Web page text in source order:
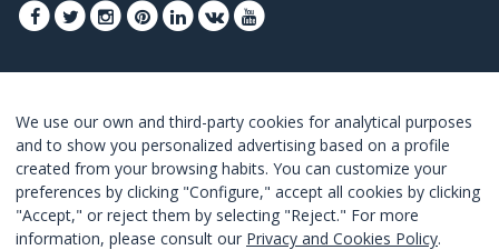
ZU ERHALTEN
ANMELDEN
I Agree with the terms and conditions
We use our own and third-party cookies for analytical purposes
and to show you personalized advertising based on a profile
created from your browsing habits. You can customize your
preferences by clicking "Configure," accept all cookies by clicking
"Accept," or reject them by selecting "Reject." For more
information, please consult our Privacy and Cookies Policy.